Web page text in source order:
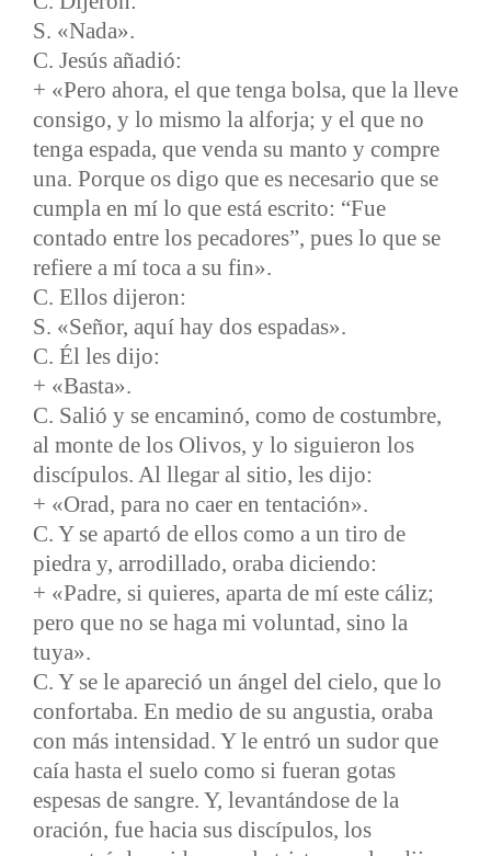
S. «Nada».
C. Jesús añadió:
+ «Pero ahora, el que tenga bolsa, que la lleve
consigo, y lo mismo la alforja; y el que no
tenga espada, que venda su manto y compre
una. Porque os digo que es necesario que se
cumpla en mí lo que está escrito: “Fue
contado entre los pecadores”, pues lo que se
refiere a mí toca a su fin».
C. Ellos dijeron:
S. «Señor, aquí hay dos espadas».
C. Él les dijo:
+ «Basta».
C. Salió y se encaminó, como de costumbre,
al monte de los Olivos, y lo siguieron los
discípulos. Al llegar al sitio, les dijo:
+ «Orad, para no caer en tentación».
C. Y se apartó de ellos como a un tiro de
piedra y, arrodillado, oraba diciendo:
+ «Padre, si quieres, aparta de mí este cáliz;
pero que no se haga mi voluntad, sino la
tuya».
C. Y se le apareció un ángel del cielo, que lo
confortaba. En medio de su angustia, oraba
con más intensidad. Y le entró un sudor que
caía hasta el suelo como si fueran gotas
espesas de sangre. Y, levantándose de la
oración, fue hacia sus discípulos, los